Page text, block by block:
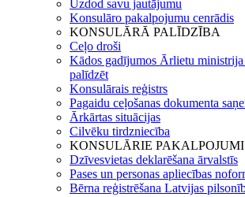
Uzdod savu jautājumu
Konsulāro pakalpojumu cenrādis
KONSULĀRĀ PALĪDZĪBA
Ceļo droši
Kādos gadījumos Ārlietu
palīdzēt
Konsulārais reģistrs
Pagaidu ceļošanas dokumenta
Ārkārtas situācijas
Cilvēku tirdzniecība
KONSULĀRIE PAKALPOJUMI
Dzīvesvietas deklarēšana ārvalstīs
Pases un personas apliecības
Bērna reģistrēšana Latvijas